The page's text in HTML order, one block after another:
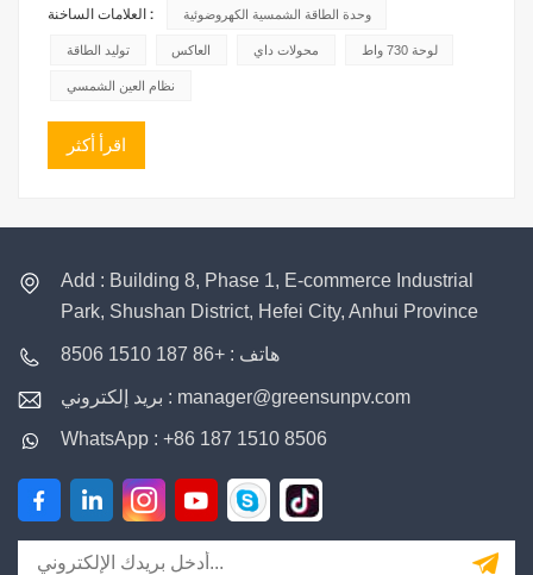
سلامة النظام بشكل شامل. توليد الطاقةالكفاءة، والتكلفة الإجمالية،
العلامات الساخنة : وحدة الطاقة الشمسية الكهروضوئية
توليد الطاقة العاكس محولات داي لوحة 730 واط
نظام العين الشمسي
اقرأ أكثر
Add : Building 8, Phase 1, E-commerce Industrial
Park, Shushan District, Hefei City, Anhui Province
هاتف : +86 187 1510 8506
بريد إلكتروني : manager@greensunpv.com
WhatsApp : +86 187 1510 8506